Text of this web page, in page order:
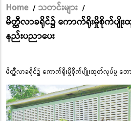
Breadcrumb
Home / သတင်းများ /
မိတ္ထီလာခရိုင်၌ ကောက်ရိုးမှိုစိုက်ပ
နည်းပညာပေး
မိတ္ထီလာခရိုင်၌ ကောက်ရိုးမှိုစိုက်ပျိုးထုတ်လုပ်မှု တေ